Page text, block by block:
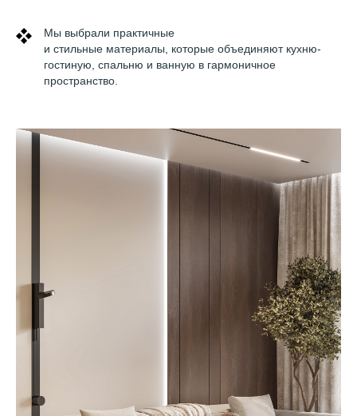
Мы выбрали практичные
и стильные материалы, которые объединяют кухню-
гостиную, спальню и ванную в гармоничное
пространство.